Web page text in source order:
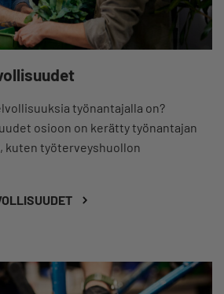
työnantajalla on?
osioon on kerätty työnantajan
kuten työterveyshuollon